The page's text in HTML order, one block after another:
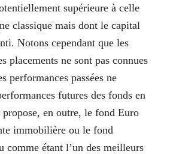
supérieure à celle
classique mais dont le capital
Notons cependant que les
placements ne sont pas connues
performances passées ne
futures des fonds en
en outre, le fond Euro
immobilière ou le fond
comme étant l’un des meilleurs